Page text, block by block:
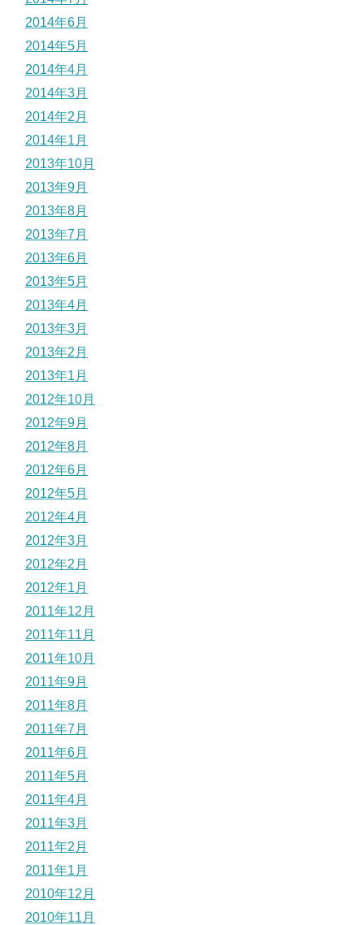
2014年6月
2014年5月
2014年4月
2014年3月
2014年2月
2014年1月
2013年10月
2013年9月
2013年8月
2013年7月
2013年6月
2013年5月
2013年4月
2013年3月
2013年2月
2013年1月
2012年10月
2012年9月
2012年8月
2012年6月
2012年5月
2012年4月
2012年3月
2012年2月
2012年1月
2011年12月
2011年11月
2011年10月
2011年9月
2011年8月
2011年7月
2011年6月
2011年5月
2011年4月
2011年3月
2011年2月
2011年1月
2010年12月
2010年11月